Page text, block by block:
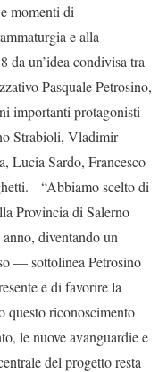
momenti di
e alla
da un’idea condivisa tra
Pasquale Petrosino,
importanti protagonisti
Strabioli, Vladimir
Lucia Sardo, Francesco
“Abbiamo scelto di
Provincia di Salerno
diventando un
— sottolinea Petrosino
e di favorire la
questo riconoscimento
le nuove avanguardie e
del progetto resta